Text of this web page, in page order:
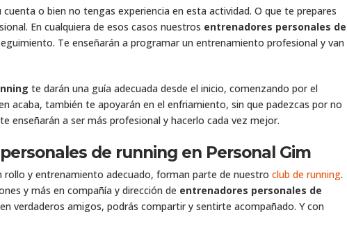
o bien no tengas experiencia en esta actividad. O que te prepares
En cualquiera de esos casos nuestros entrenadores personales de
Te enseñarán a programar un entrenamiento profesional y van
te darán una guía adecuada desde el inicio, comenzando por el
acaba, también te apoyarán en el enfriamiento, sin que padezcas por no
enseñarán a ser más profesional y hacerlo cada vez mejor.
de running en Personal Gim
y entrenamiento adecuado, forman parte de nuestro club de running.
y más en compañía y dirección de entrenadores personales de
verdaderos amigos, podrás compartir y sentirte acompañado. Y con